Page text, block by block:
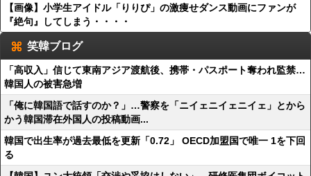
【画像】小学生アイドル「りりぴ」の激痩せダンス動画にファンが
『絶句』してしまう・・・・
笑韓ブログ
「高収入」信じて東南アジア渡航後、携帯・パスポート奪われ監禁…
韓国人の被害急増
「俺に韓国語で話すのか？」…警察を「ニイェニイェニイェ」とから
かう韓国滞在外国人の投稿動画...
韓国で出生率が過去最低を更新「0.72」 OECD加盟国で唯一 1を下回
る